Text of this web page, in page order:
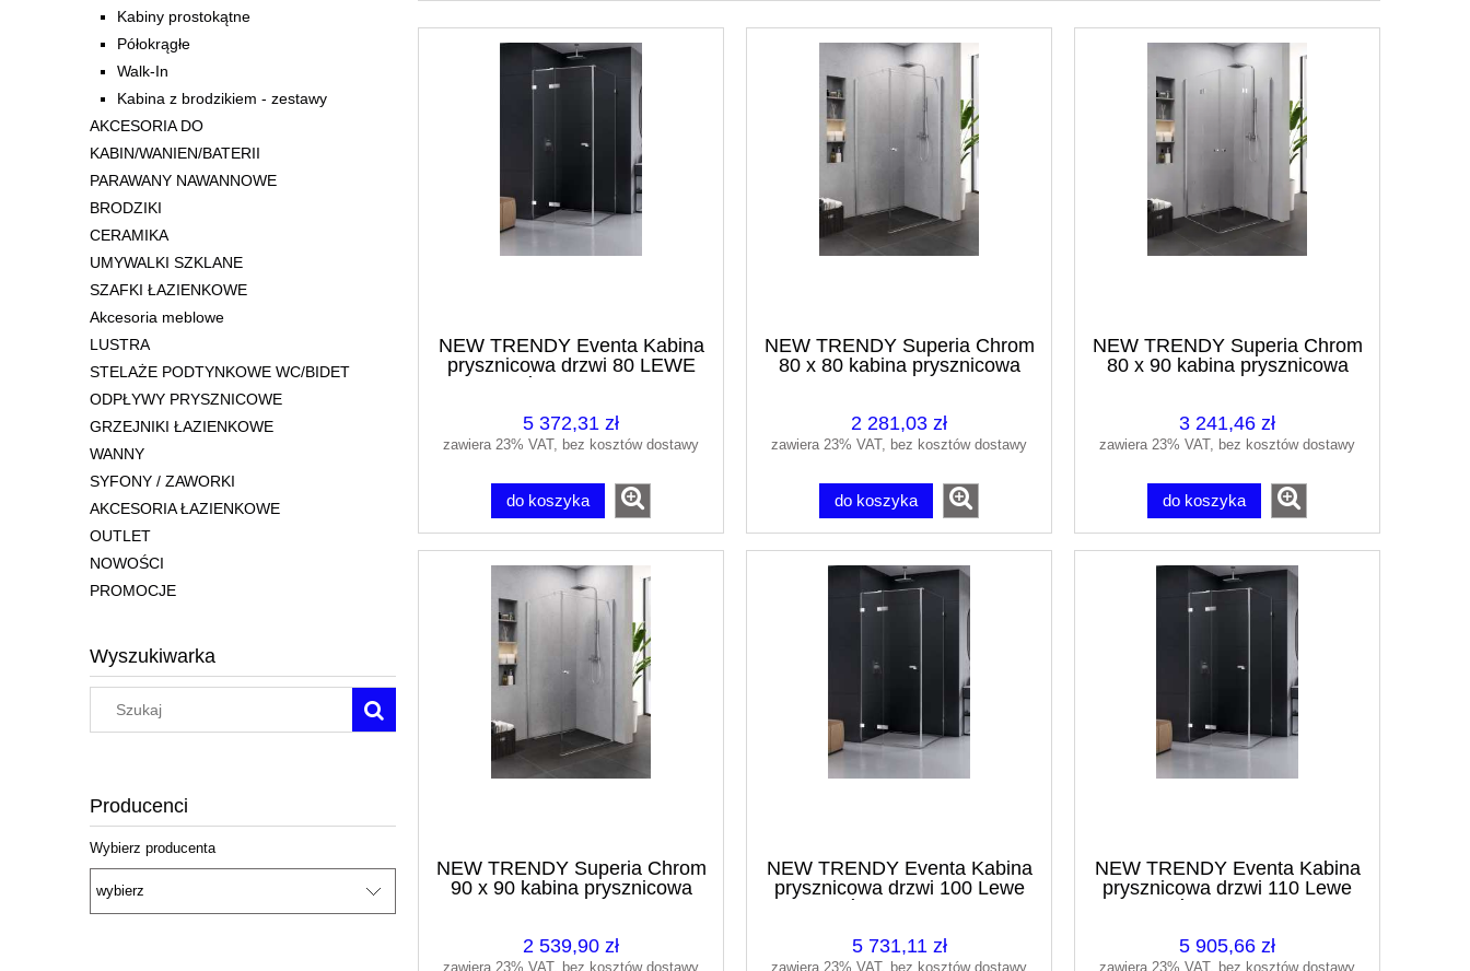
Kabiny prostokątne
Półokrągłe
Walk-In
Kabina z brodzikiem - zestawy
AKCESORIA DO
KABIN/WANIEN/BATERII
PARAWANY NAWANNOWE
BRODZIKI
CERAMIKA
UMYWALKI SZKLANE
SZAFKI ŁAZIENKOWE
Akcesoria meblowe
LUSTRA
STELAŻE PODTYNKOWE WC/BIDET
ODPŁYWY PRYSZNICOWE
GRZEJNIKI ŁAZIENKOWE
WANNY
SYFONY / ZAWORKI
AKCESORIA ŁAZIENKOWE
OUTLET
NOWOŚCI
PROMOCJE
Wyszukiwarka
Producenci
Wybierz producenta
NEW TRENDY Eventa Kabina
prysznicowa drzwi 80 LEWE
5 372,31 zł
zawiera 23% VAT, bez kosztów dostawy
do koszyka
NEW TRENDY Superia Chrom
80 x 80 kabina prysznicowa
2 281,03 zł
zawiera 23% VAT, bez kosztów dostawy
do koszyka
NEW TRENDY Superia Chrom
80 x 90 kabina prysznicowa
3 241,46 zł
zawiera 23% VAT, bez kosztów dostawy
do koszyka
NEW TRENDY Superia Chrom
90 x 90 kabina prysznicowa
2 539,90 zł
zawiera 23% VAT, bez kosztów dostawy
NEW TRENDY Eventa Kabina
prysznicowa drzwi 100 Lewe
5 731,11 zł
zawiera 23% VAT, bez kosztów dostawy
NEW TRENDY Eventa Kabina
prysznicowa drzwi 110 Lewe
5 905,66 zł
zawiera 23% VAT, bez kosztów dostawy